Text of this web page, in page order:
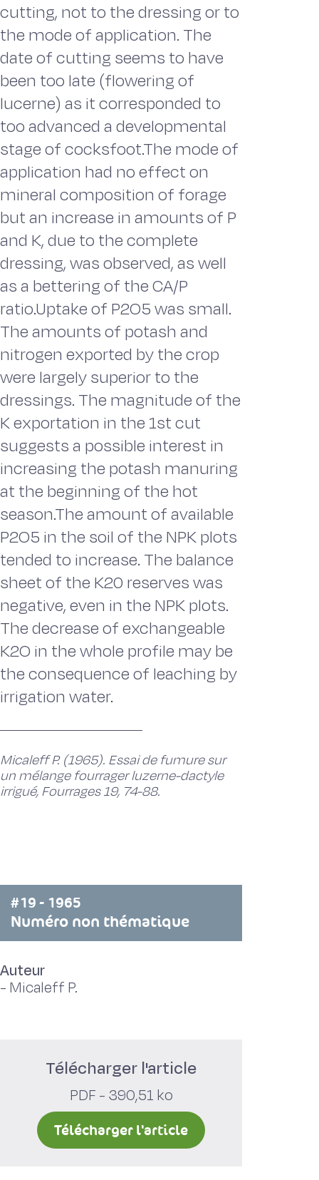
cutting, not to the dressing or to
the mode of application. The
date of cutting seems to have
been too late (flowering of
lucerne) as it corresponded to
too advanced a developmental
stage of cocksfoot.The mode of
application had no effect on
mineral composition of forage
but an increase in amounts of P
and K, due to the complete
dressing, was observed, as well
as a bettering of the CA/P
ratio.Uptake of P2O5 was small.
The amounts of potash and
nitrogen exported by the crop
were largely superior to the
dressings. The magnitude of the
K exportation in the 1st cut
suggests a possible interest in
increasing the potash manuring
at the beginning of the hot
season.The amount of available
P2O5 in the soil of the NPK plots
tended to increase. The balance
sheet of the K20 reserves was
negative, even in the NPK plots.
The decrease of exchangeable
K2O in the whole profile may be
the consequence of leaching by
irrigation water.
Micaleff P. (1965). Essai de fumure sur
un mélange fourrager luzerne-dactyle
irrigué, Fourrages 19, 74-88.
#19 - 1965
Numéro non thématique
Auteur
- Micaleff P.
Télécharger l'article
PDF - 390,51 ko
Télécharger l'article